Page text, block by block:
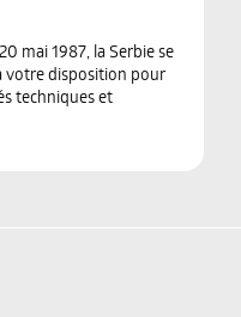
mai 1987, la Serbie se
votre disposition pour
techniques et